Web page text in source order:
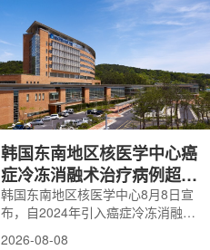
韩国东南地区核医学中心癌
症冷冻消融术治疗病例超过
100例
韩国东南地区核医学中心8月8日宣
布，自2024年引入癌症冷冻消融术
以来，中心已完成超过100例相关手
2026-08-08